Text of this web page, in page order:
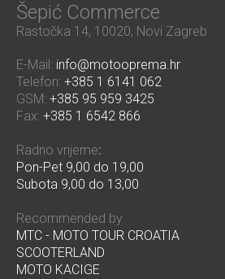
Šepić Commerce
Rastočka 14, 10020, Novi Zagreb
E-Mail: info@motooprema.hr
Telefon: +385 1 6141 062
GSM: +385 95 959 3425
Fax: +385 1 6542 866
Radno vrijeme:
Pon-Pet 9,00 do 19,00
Subota 9,00 do 13,00
Recommended by
MTC - MOTO TOUR CROATIA
SCOOTERLAND
MOTO KACIGE